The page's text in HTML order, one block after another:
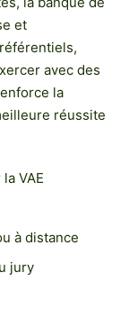
et
avec des
la
réussite
VAE
à distance
jury